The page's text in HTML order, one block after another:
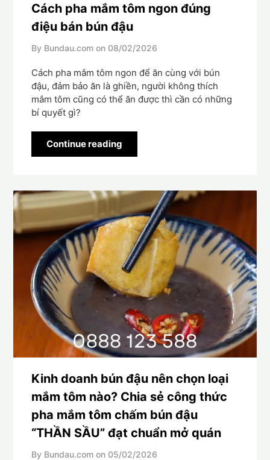
Cách pha mắm tôm ngon đúng
điệu bán bún đậu
By Bundau.com on 08/02/2026
Cách pha mắm tôm ngon để ăn cùng với bún
đậu, đảm bảo ăn là ghiền, người không thích
mắm tôm cũng có thể ăn được thì cần có những
bí quyết gì?
Continue reading
Kinh doanh bún đậu nên chọn loại
mắm tôm nào? Chia sẻ công thức
pha mắm tôm chấm bún đậu
“THẦN SẦU” đạt chuẩn mở quán
By Bundau.com on 05/02/2026